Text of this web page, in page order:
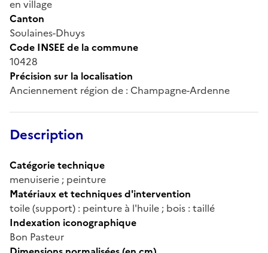
en village
Canton
Soulaines-Dhuys
Code INSEE de la commune
10428
Précision sur la localisation
Anciennement région de : Champagne-Ardenne
Description
Catégorie technique
menuiserie ; peinture
Matériaux et techniques d'intervention
toile (support) : peinture à l'huile ; bois : taillé
Indexation iconographique
Bon Pasteur